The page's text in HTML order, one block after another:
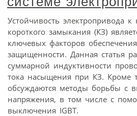
Устойчивость электропривода к
короткого замыкания (КЗ)
ключевых факторов
защищенности. Данная статья
суммарной индуктивности
тока насыщения при КЗ. Кроме
обсуждаются методы борьбы с
напряжения, в том числе с
выключения IGBT.